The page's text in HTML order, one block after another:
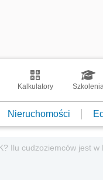
Kalkulatory
Nieruchomości
Ilu cudzoziemców jest w